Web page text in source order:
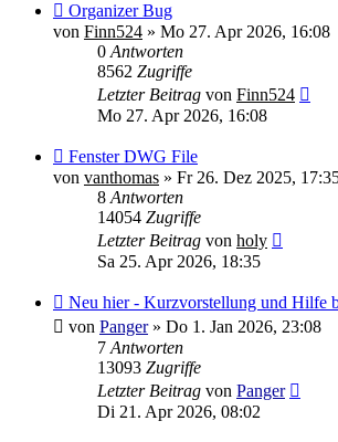
Organizer Bug
von Finn524 » Mo 27. Apr 2026, 16:08
0 Antworten
8562 Zugriffe
Letzter Beitrag von Finn524
Mo 27. Apr 2026, 16:08
Fenster DWG File
von vanthomas » Fr 26. Dez 2025,
8 Antworten
14054 Zugriffe
Letzter Beitrag von holy
Sa 25. Apr 2026, 18:35
Neu hier - Kurzvorstellung und Hilfe
von Panger» Do 1. Jan 2026, 23:08
7 Antworten
13093 Zugriffe
Letzter Beitrag von Panger
Di 21. Apr 2026, 08:02